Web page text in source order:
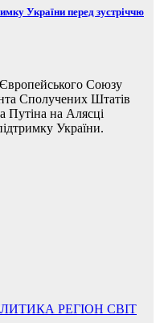
України перед зустріччю
Союзу
Сполучених Штатів
Путіна на Алясці
України.
РЕГІОН СВІТ